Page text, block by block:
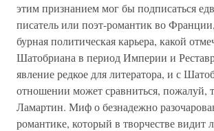
этим признанием мог бы подписаться
писатель или поэт-романтик во
бурная политическая карьера, какой
Шатобриана в период Империи и
явление редкое для литератора, и с
отношении может сравниться, пожалуй,
Ламартин. Миф о безнадежно
романтике, который в творчестве видит